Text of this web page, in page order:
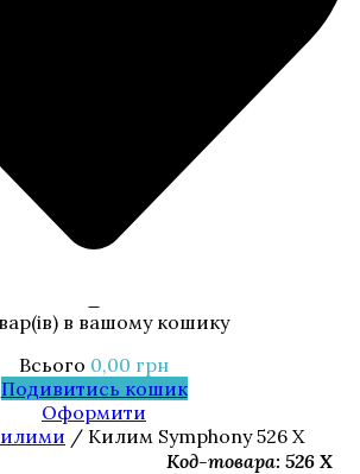
в вашому кошику
Всього 0,00 грн
Подивитись кошик
Оформити
/ Килим Symphony 526 X
Код-товара: 526 X